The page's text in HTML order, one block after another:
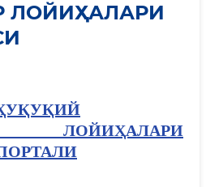
ЛОЙИҲАЛАРИ
ЛОЙИҲАЛАРИ